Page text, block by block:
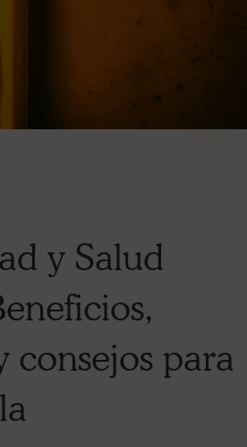
y Salud
consejos para